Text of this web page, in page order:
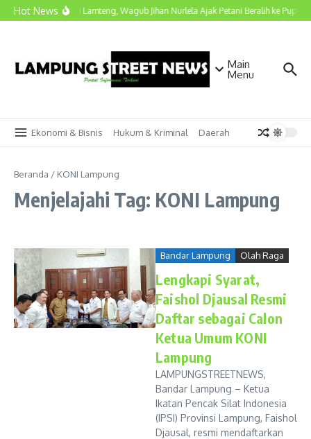
Lewati ke konten
Hot NewsKunjungi Lamteng, Wagub Jihan Nurlela Ajak Petani Beralih ke Pupuk
Main
Menu
Ekonomi & Bisnis Hukum & Kriminal Daerah
Beranda / KONI Lampung
Menjelajahi Tag: KONI Lampung
Bandar Lampung Olah Raga
Lengkapi Syarat,
Faishol Djausal Resmi
Daftar sebagai Calon
Ketua Umum KONI
Lampung
LAMPUNGSTREETNEWS,
Bandar Lampung – Ketua
Ikatan Pencak Silat Indonesia
(IPSI) Provinsi Lampung, Faishol
Djausal, resmi mendaftarkan